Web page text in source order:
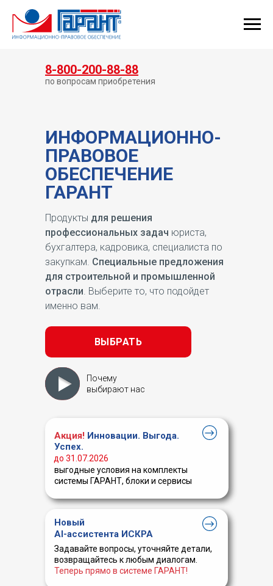
ИНФОРМАЦИОННО-
ПРАВОВОЕ
ОБЕСПЕЧЕНИЕ
ГАРАНТ
Продукты для решения
профессиональных задач юриста,
бухгалтера, кадровика, специалиста по
закупкам. Специальные предложения
для строительной и промышленной
отрасли. Выберите то, что подойдет
именно вам.
ВЫБРАТЬ
Почему
выбирают нас
Акция! Инновации. Выгода.
Успех.
выгодные условия на комплекты
системы ГАРАНТ, блоки и сервисы
до 31.07.2026
8-800-200-88-88
по вопросам приобретения
Новый
AI-ассистента ИСКРА
Задавайте вопросы, уточняйте детали,
возвращайтесь к любым диалогам.
Теперь прямо в системе ГАРАНТ!